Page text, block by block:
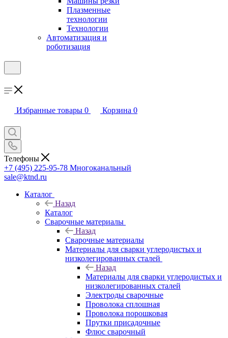
Плазменные
технологии
Технологии
Автоматизация и
роботизация
Избранные товары 0 Корзина 0
Телефоны
+7 (495) 225-95-78 Многоканальный
sale@ktnd.ru
Каталог
Назад
Каталог
Сварочные материалы
Назад
Сварочные материалы
Материалы для сварки углеродистых и
низколегированных сталей
Назад
Материалы для сварки углеродистых и
низколегированных сталей
Электроды сварочные
Проволока сплошная
Проволока порошковая
Прутки присадочные
Флюс сварочный